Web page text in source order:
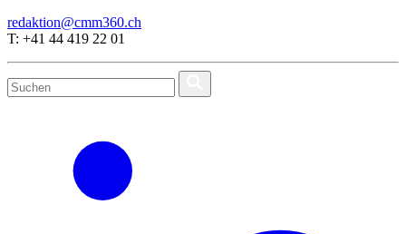
redaktion@cmm360.ch
T: +41 44 419 22 01